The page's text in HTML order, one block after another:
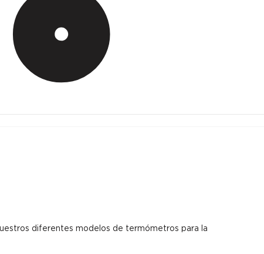
diferentes modelos de termómetros para la